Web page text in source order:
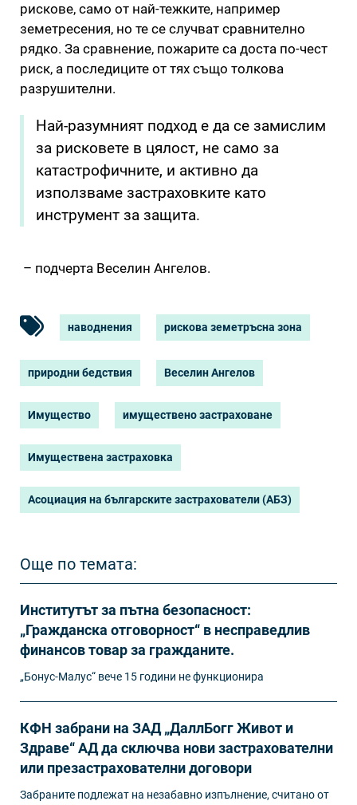
рискове, само от най-тежките, например
земетресения, но те се случват сравнително
рядко. За сравнение, пожарите са доста по-чест
риск, а последиците от тях също толкова
разрушителни.
Най-разумният подход е да се замислим
за рисковете в цялост, не само за
катастрофичните, и активно да
използваме застраховките като
инструмент за защита.
– подчерта Веселин Ангелов.
наводнения рискова земетръсна зона
природни бедствия Веселин Ангелов
Имущество имуществено застраховане
Имуществена застраховка
Асоциация на българските застрахователи (АБЗ)
Още по темата:
Институтът за пътна безопасност:
„Гражданска отговорност“ в несправедлив
финансов товар за гражданите.
„Бонус-Малус“ вече 15 години не функционира
КФН забрани на ЗАД „ДаллБогг Живот и
Здраве“ АД да сключва нови застрахователни
или презастрахователни договори
Забраните подлежат на незабавно изпълнение, считано от